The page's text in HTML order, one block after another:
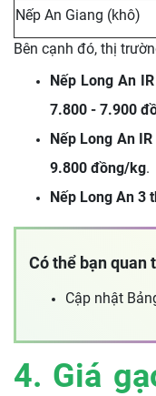
Nếp An Giang (khô)
Bên cạnh đó, thị
Nếp Long An
7.800 - 7.900
Nếp Long An
9.800 đồng/kg.
Nếp Long An 3
Có thể bạn quan
Cập nhật
4. Giá